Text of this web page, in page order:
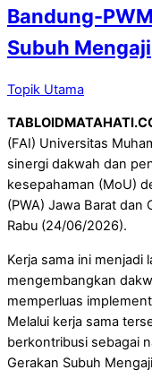
Bandung-
Subuh Mengaji
Topik Utama
(FAI) Universitas
sinergi dakwah dan
kesepahaman (MoU)
(PWA) Jawa Barat dan
Rabu (24/06/2026).
Kerja sama ini menjadi
mengembangkan
memperluas
Melalui kerja sama
berkontribusi sebagai
Gerakan Subuh